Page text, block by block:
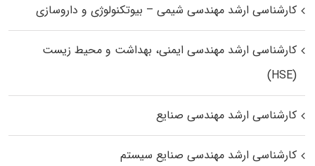
کارشناسی ارشد مهندسی شیمی – بیوتکنولوژی و داروسازی
کارشناسی ارشد مهندسی ایمنی، بهداشت و محیط زیست
(HSE)
کارشناسی ارشد مهندسی صنایع
کارشناسی ارشد مهندسی صنایع سیستم